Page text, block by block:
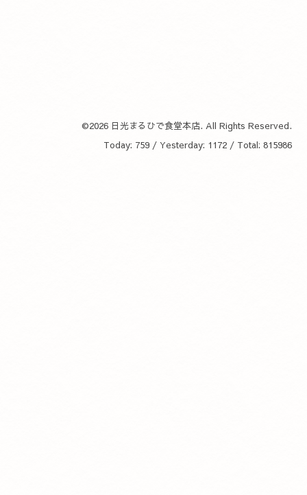
©2026 日光まるひで食堂本店. All Rights Reserved.
Today: 759 / Yesterday: 1172 / Total: 815986